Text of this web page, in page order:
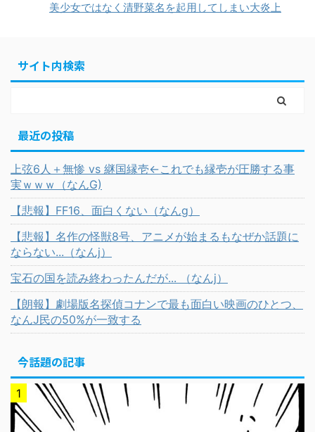
美少女ではなく清野菜名を起用してしまい大炎上
サイト内検索
最近の投稿
上弦6人＋無惨 vs 継国縁壱←これでも縁壱が圧勝する事
実ｗｗｗ（なんG)
【悲報】FF16、面白くない（なんg）
【悲報】名作の怪獣8号、アニメが始まるもなぜか話題に
ならない...（なんj）
宝石の国を読み終わったんだが... （なんj）
【朗報】劇場版名探偵コナンで最も面白い映画のひとつ、
なんJ民の50%が一致する
今話題の記事